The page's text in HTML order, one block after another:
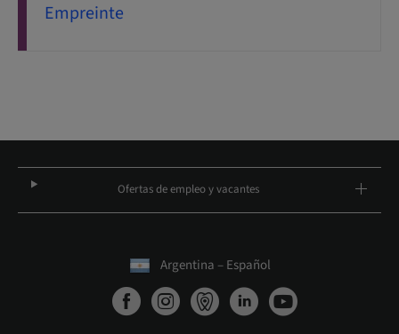
Empreinte
Ofertas de empleo y vacantes
Argentina – Español